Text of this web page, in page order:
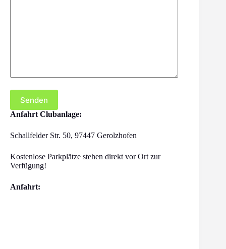
Anfahrt Clubanlage:
Schallfelder Str. 50, 97447 Gerolzhofen
Kostenlose Parkplätze stehen direkt vor Ort zur
Verfügung!
Anfahrt: